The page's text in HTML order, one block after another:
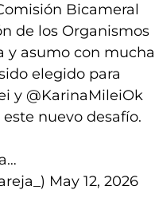
Bicameral
de los Organismos
y asumo con mucha
elegido para
y @KarinaMileiOk
nuevo desafío.
May 12, 2026